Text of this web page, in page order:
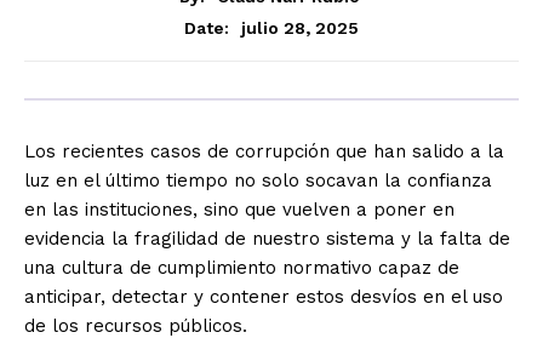
Date:
julio 28, 2025
Los recientes casos de corrupción que han salido a la
luz en el último tiempo no solo socavan la confianza
en las instituciones, sino que vuelven a poner en
evidencia la fragilidad de nuestro sistema y la falta de
una cultura de cumplimiento normativo capaz de
anticipar, detectar y contener estos desvíos en el uso
de los recursos públicos.